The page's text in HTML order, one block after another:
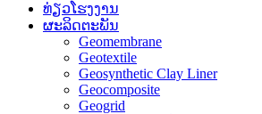
ທ່ຽວໂຮງງານ
ຜະລິດຕະພັນ
Geomembrane
Geotextile
Geosynthetic Clay Liner
Geocomposite
Geogrid